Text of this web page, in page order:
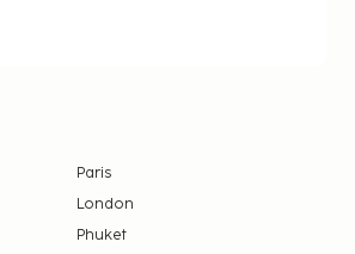
Paris
London
Phuket